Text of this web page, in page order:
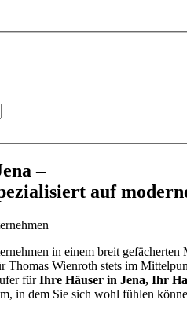
–
auf
in einem breit
Thomas Wienroth stets im
fürIhre Häuser in Jena, Ihr
in dem Sie sich wohl fühlen